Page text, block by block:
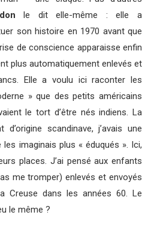
le dit elle-même : elle a
son histoire en 1970 avant que
de conscience apparaisse enfin
plus automatiquement enlevés et
Elle a voulu ici raconter les
» que des petits américains
le tort d’être nés indiens. La
scandinave, j’avais une
les imaginais plus « éduqués ». Ici,
places. J’ai pensé aux enfants
me tromper) enlevés et envoyés
Creuse dans les années 60. Le
le même ?